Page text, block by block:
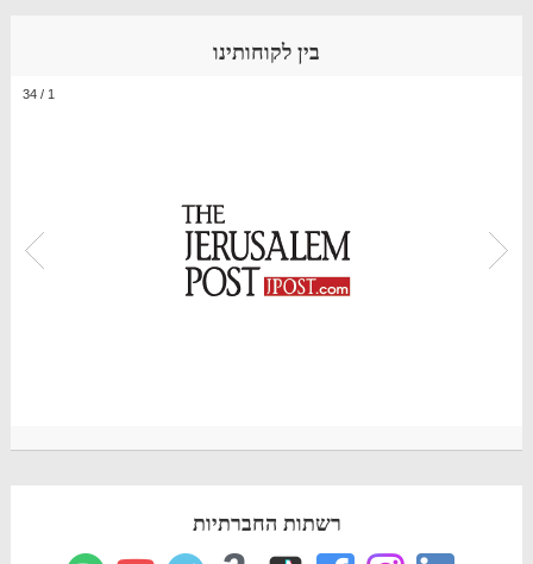
בין לקוחותינו
1
/
34
רשתות החברתיות